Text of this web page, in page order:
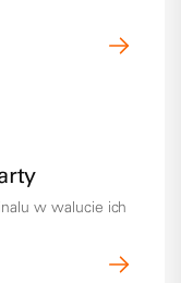
w walucie ich